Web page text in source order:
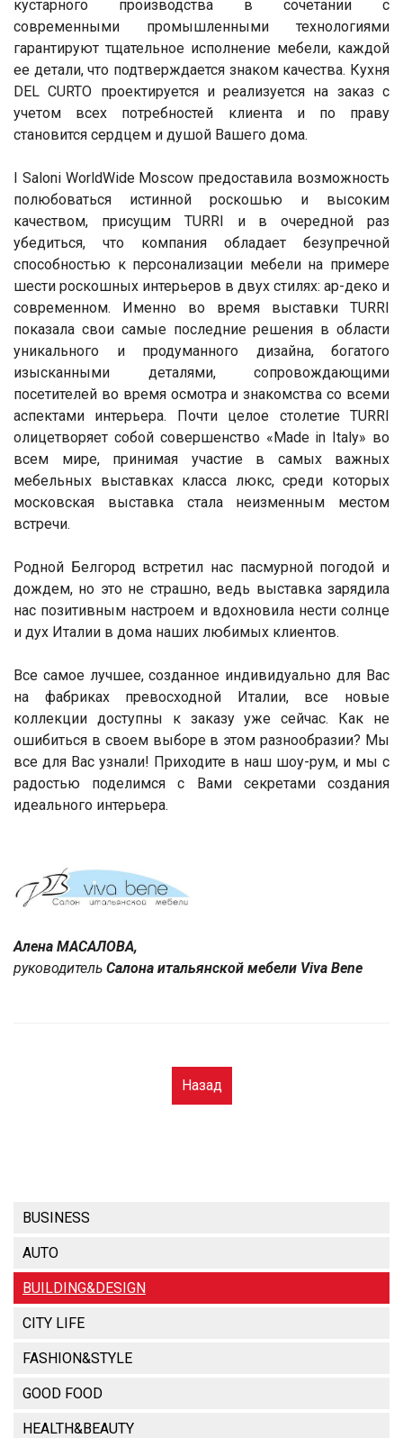
кустарного производства в сочетании с
современными промышленными технологиями
гарантируют тщательное исполнение мебели, каждой
ее детали, что подтверждается знаком качества. Кухня
DEL CURTO проектируется и реализуется на заказ с
учетом всех потребностей клиента и по праву
становится сердцем и душой Вашего дома.
I Saloni WorldWide Moscow предоставила возможность
полюбоваться истинной роскошью и высоким
качеством, присущим TURRI и в очередной раз
убедиться, что компания обладает безупречной
способностью к персонализации мебели на примере
шести роскошных интерьеров в двух стилях: ар-деко и
современном. Именно во время выставки TURRI
показала свои самые последние решения в области
уникального и продуманного дизайна, богатого
изысканными деталями, сопровождающими
посетителей во время осмотра и знакомства со всеми
аспектами интерьера. Почти целое столетие TURRI
олицетворяет собой совершенство «Made in Italy» во
всем мире, принимая участие в самых важных
мебельных выставках класса люкс, среди которых
московская выставка стала неизменным местом
встречи.
Родной Белгород встретил нас пасмурной погодой и
дождем, но это не страшно, ведь выставка зарядила
нас позитивным настроем и вдохновила нести солнце
и дух Италии в дома наших любимых клиентов.
Все самое лучшее, созданное индивидуально для Вас
на фабриках превосходной Италии, все новые
коллекции доступны к заказу уже сейчас. Как не
ошибиться в своем выборе в этом разнообразии? Мы
все для Вас узнали! Приходите в наш шоу-рум, и мы с
радостью поделимся с Вами секретами создания
идеального интерьера.
Алена МАСАЛОВА,
руководитель Cалона итальянской мебели Viva Bene
Назад
BUSINESS
AUTO
BUILDING&DESIGN
CITY LIFE
FASHION&STYLE
GOOD FOOD
HEALTH&BEAUTY